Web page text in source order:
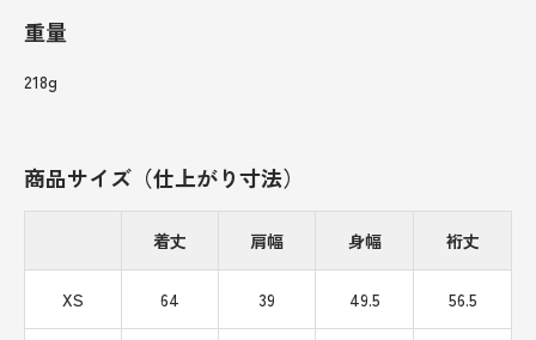
重量
218g
商品サイズ（仕上がり寸法）
着丈 肩幅 身幅 裄丈
XS 64 39 49.5 56.5